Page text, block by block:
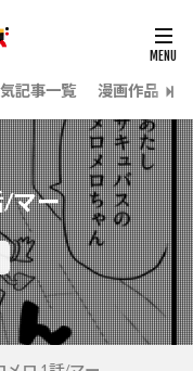
記事一覧 漫画作品
/マー